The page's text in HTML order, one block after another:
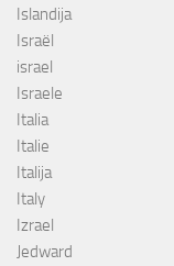
Islandija
Israël
israel
Israele
Italia
Italie
Italija
Italy
Izrael
Jedward